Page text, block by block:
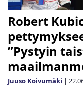
Robert
”Pystyin
Juuso Koivumäki |